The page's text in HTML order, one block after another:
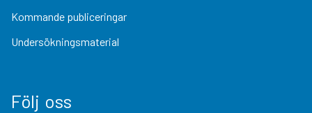
Kommande publiceringar
Undersökningsmaterial
Följ oss